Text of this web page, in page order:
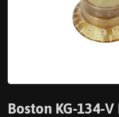
Boston KG-134-